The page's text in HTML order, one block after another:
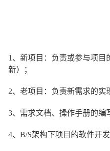
1、新项目：负责或参与项
新）；
2、老项目：负责新需求的
3、需求文档、操作手册的编
4、B/S架构下项目的软件开